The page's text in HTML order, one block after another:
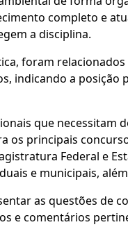
completo e
a disciplina.
foram
indicando a posição
que necessitam
os principais
Federal e
e municipais,
as questões de
e comentários